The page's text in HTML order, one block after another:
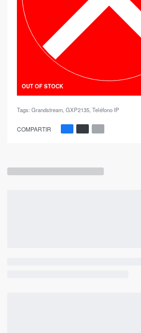
OUT OF STOCK
Tags: Grandstream, GXP2135, Teléfono IP
COMPARTIR